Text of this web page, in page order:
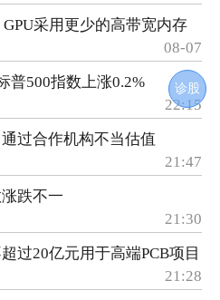
诊股
采用更少的高带宽内存
08-07
普500指数上涨0.2%
22:15
过合作机构不当估值
21:47
跌不一
21:30
过20亿元用于高端PCB项目
21:28